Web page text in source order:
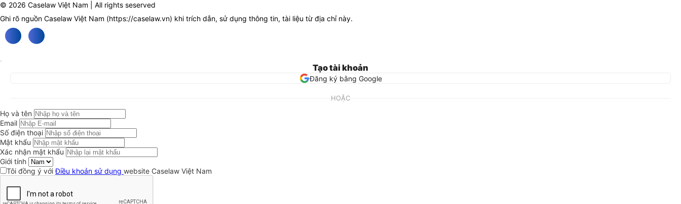
© 2026 Caselaw Việt Nam | All rights seserved
Ghi rõ nguồn Caselaw Việt Nam (https://caselaw.vn) khi trích dẫn, sử dụng thông tin, tài liệu từ địa chỉ này.
Tạo tài khoản
Đăng ký bằng Google
HOẶC
Họ và tên
Email
Số điện thoại
Mật khẩu
Xác nhận mật khẩu
Giới tính
Tôi đồng ý vớiĐiều khoản sử dụng website Caselaw Việt Nam